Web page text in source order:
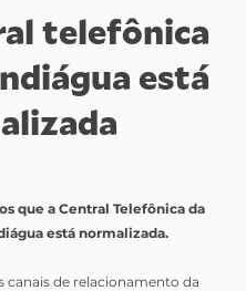
telefônica
está
que a Central Telefônica da
está normalizada.
canais de relacionamento da